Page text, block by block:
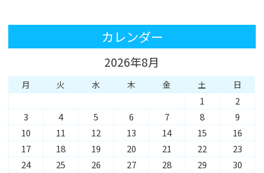
カレンダー
2026年8月
月 火 水 木 金 土 日
1
2
3
4 5 6 7 8
9
10
11 12 13 14 15
16
17
18 19 20 21 22
23
24
25 26 27 28 29
30